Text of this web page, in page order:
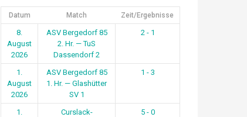
Datum Match Zeit/Ergebnisse
8.
August
2026
ASV Bergedorf 85
2. Hr. — TuS
Dassendorf 2
2 - 1
1.
August
2026
ASV Bergedorf 85
1. Hr. — Glashütter
SV 1
1 - 3
1.
Curslack-
5 - 0